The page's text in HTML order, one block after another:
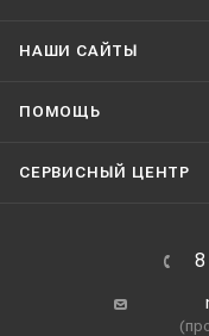
НАШИ CАЙТЫ
ПОМОЩЬ
СЕРВИСНЫЙ ЦЕНТР
8